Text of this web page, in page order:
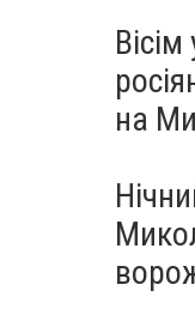
на